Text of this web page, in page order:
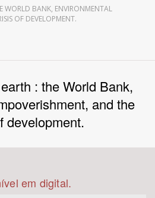
WORLD BANK, ENVIRONMENTAL
OF DEVELOPMENT.
: the World Bank,
and the
development.
em digital.